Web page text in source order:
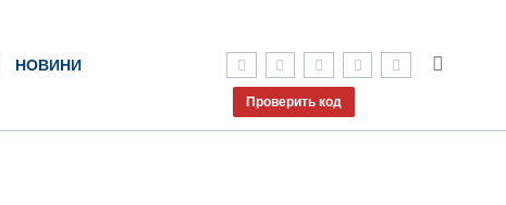
НОВИНИ
Проверить код